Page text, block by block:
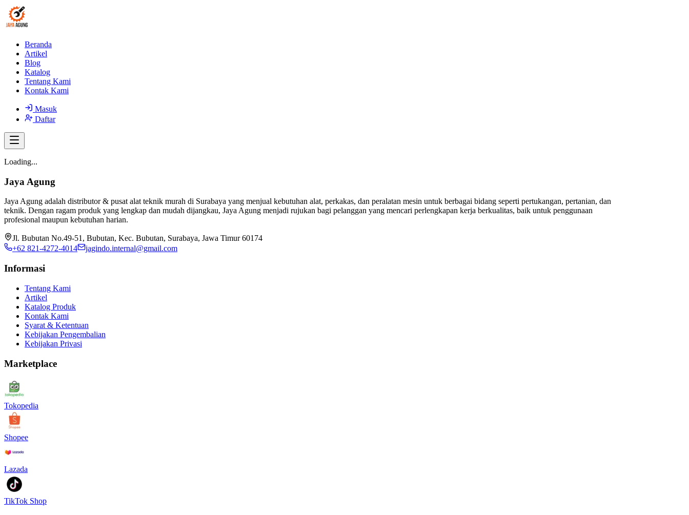
Beranda
Artikel
Blog
Katalog
Tentang Kami
Kontak Kami
Masuk
Daftar
Loading...
Jaya Agung
Jaya Agung adalah distributor & pusat alat teknik murah di Surabaya yang menjual kebutuhan alat, perkakas, dan peralatan mesin untuk berbagai bidang seperti pertukangan, pertanian, dan
teknik. Dengan ragam produk yang lengkap dan mudah dijangkau, Jaya Agung menjadi rujukan bagi pelanggan yang mencari perlengkapan kerja berkualitas, baik untuk penggunaan
profesional maupun kebutuhan harian.
Jl. Bubutan No.49-51, Bubutan, Kec. Bubutan, Surabaya, Jawa Timur 60174
+62 821-4272-4014
jagindo.internal@gmail.com
Informasi
Tentang Kami
Artikel
Katalog Produk
Kontak Kami
Syarat & Ketentuan
Kebijakan Pengembalian
Kebijakan Privasi
Marketplace
Tokopedia
Shopee
Lazada
TikTok Shop